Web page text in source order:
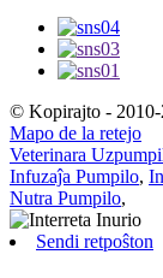
© Kopirajto - 2010-
Mapo de la retejo
Veterinara
Infuzaĵa Pumpilo,
Nutra Pumpilo,
Sendi retpoŝton